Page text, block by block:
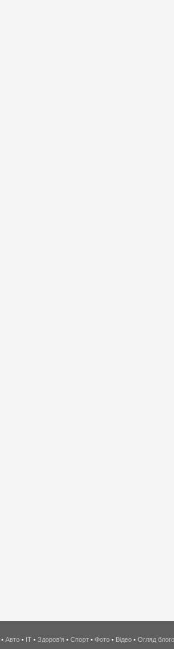
Вже вивели на тести: Ferrari
• Авто • IT • Здоров'я • Спорт • Фото • Відео • Огляд